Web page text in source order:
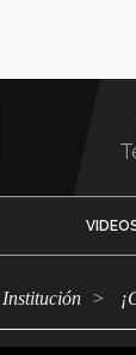
Institución